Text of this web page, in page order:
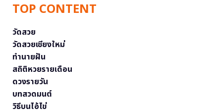
TOP CONTENT
วัดสวย
วัดสวยเชียงใหม่
ทำนายฝัน
สถิติหวยรายเดือน
ดวงรายวัน
บทสวดมนต์
วิธีบนไอ้ไข่